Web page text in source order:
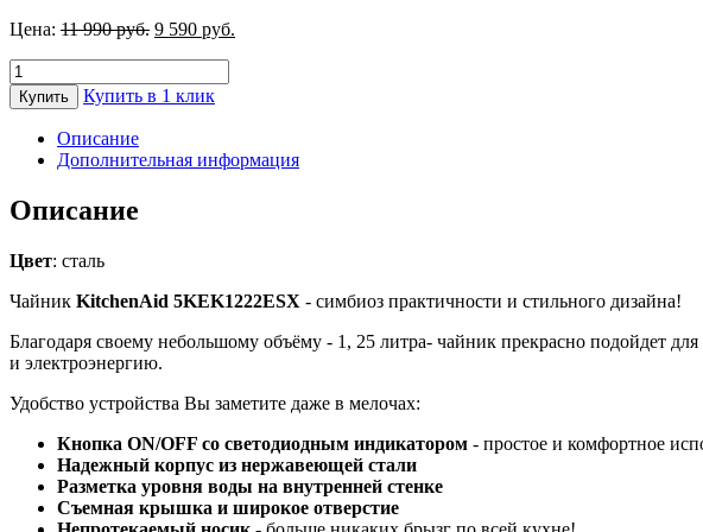
Цена: 11 990руб. Первоначальная
11
9 590 руб.
Количество
товара
Чайник
KitchenAid
5KEK1222ESX
Купить Купить в 1 клик
Описание
Дополнительная информация
Описание
Цвет: сталь
Чайник KitchenAid 5KEK1222ESX - симбиоз практичности и стильного дизайна!
Благодаря своему небольшому объёму - 1, 25 литра- чайник прекрасно подойдет
и электроэнергию.
Удобство устройства Вы заметите даже в мелочах:
Кнопка ON/OFF со светодиодным индикатором - простое и комфортное
Надежный корпус из нержавеющей стали
Разметка уровня воды на внутренней стенке
Съемная крышка и широкое отверстие